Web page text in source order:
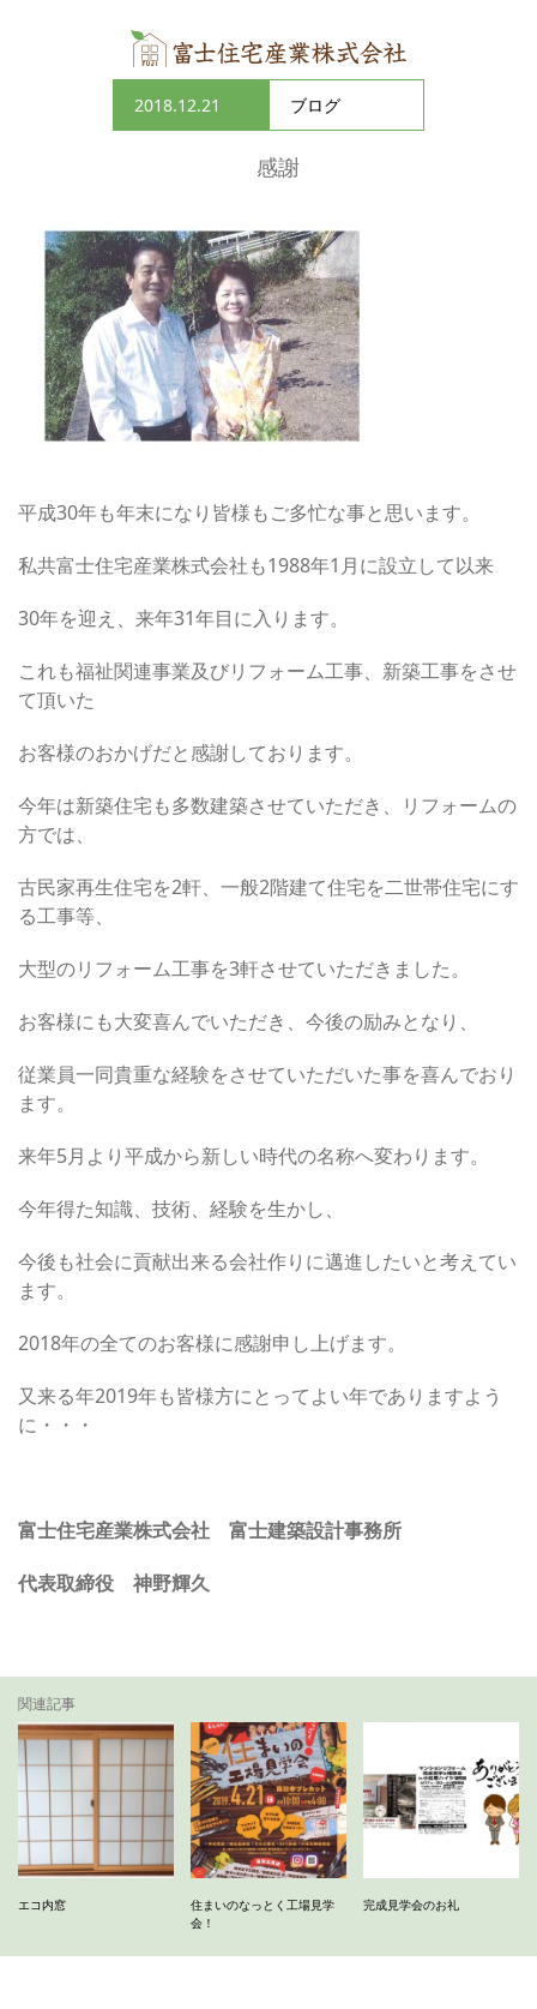
2018.12.21 ブログ
感謝
平成30年も年末になり皆様もご多忙な事と思います。
私共富士住宅産業株式会社も1988年1月に設立して以来
30年を迎え、来年31年目に入ります。
これも福祉関連事業及びリフォーム工事、新築工事をさせ
て頂いた
お客様のおかげだと感謝しております。
今年は新築住宅も多数建築させていただき、リフォームの
方では、
古民家再生住宅を2軒、一般2階建て住宅を二世帯住宅にす
る工事等、
大型のリフォーム工事を3軒させていただきました。
お客様にも大変喜んでいただき、今後の励みとなり、
従業員一同貴重な経験をさせていただいた事を喜んでおり
ます。
来年5月より平成から新しい時代の名称へ変わります。
今年得た知識、技術、経験を生かし、
今後も社会に貢献出来る会社作りに邁進したいと考えてい
ます。
2018年の全てのお客様に感謝申し上げます。
又来る年2019年も皆様方にとってよい年でありますよう
に・・・
富士住宅産業株式会社 富士建築設計事務所
代表取締役 神野輝久
関連記事
エコ内窓
住まいのなっとく工場見学
会！
完成見学会のお礼